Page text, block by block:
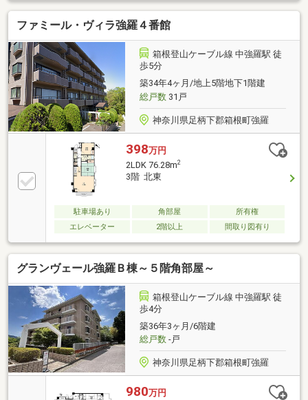
ファミール・ヴィラ強羅４番館
箱根登山ケーブル線 中強羅駅 徒
歩5分
築34年4ヶ月/地上5階地下1階建
総戸数31戸
神奈川県足柄下郡箱根町強羅
398万円
2LDK 76.28m2
3階 北東
駐車場あり 角部屋
所有権
エレベーター
2階以上 間取り図有り
グランヴェール強羅Ｂ棟～５階角部屋～
箱根登山ケーブル線 中強羅駅 徒
歩4分
築36年3ヶ月/6階建
総戸数-戸
神奈川県足柄下郡箱根町強羅
980万円